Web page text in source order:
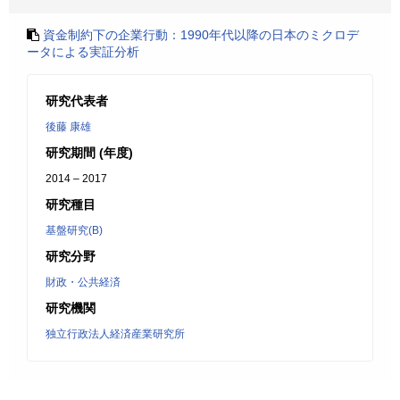
資金制約下の企業行動：1990年代以降の日本のミクロデ
ータによる実証分析
研究代表者
後藤 康雄
研究期間 (年度)
2014 – 2017
研究種目
基盤研究(B)
研究分野
財政・公共経済
研究機関
独立行政法人経済産業研究所